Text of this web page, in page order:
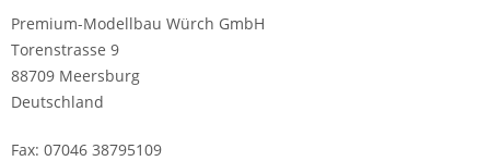
Premium-Modellbau Würch GmbH
Torenstrasse 9
88709 Meersburg
Deutschland
Fax: 07046 38795109